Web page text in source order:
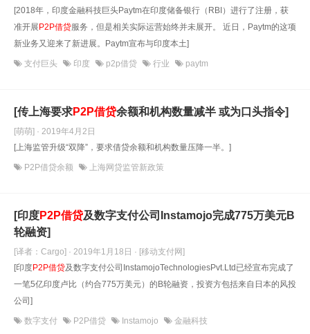
[2018年，印度金融科技巨头Paytm在印度储备银行（RBI）进行了注册，获
准开展P2P借贷服务，但是相关实际运营始终并未展开。 近日，Paytm的这项
新业务又迎来了新进展。Paytm宣布与印度本土]
支付巨头 印度 p2p借贷 行业 paytm
[传上海要求P2P借贷余额和机构数量减半 或为口头指令]
[萌萌] · 2019年4月2日
[上海监管升级“双降”，要求借贷余额和机构数量压降一半。]
P2P借贷余额 上海网贷监管新政策
[印度P2P借贷及数字支付公司Instamojo完成775万美元B
轮融资]
[译者：Cargo] · 2019年1月18日 · [移动支付网]
[印度P2P借贷及数字支付公司InstamojoTechnologiesPvt.Ltd已经宣布完成了
一笔5亿印度卢比（约合775万美元）的B轮融资，投资方包括来自日本的风投
公司]
数字支付 P2P借贷 Instamojo 金融科技